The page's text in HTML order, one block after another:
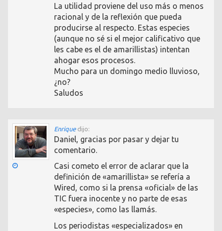
La utilidad proviene del uso más o menos
racional y de la reflexión que pueda
producirse al respecto. Estas especies
(aunque no sé si el mejor calificativo que
les cabe es el de amarillistas) intentan
ahogar esos procesos.
Mucho para un domingo medio lluvioso,
¿no?
Saludos
Enrique dijo:
Daniel, gracias por pasar y dejar tu
comentario.
Casi cometo el error de aclarar que la
definición de «amarillista» se refería a
Wired, como si la prensa «oficial» de las
TIC fuera inocente y no parte de esas
«especies», como las llamás.
Los periodistas «especializados» en